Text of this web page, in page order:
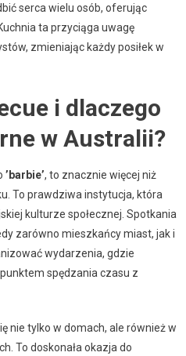
serca wielu osób, oferując
ta przyciąga uwagę
zmieniając każdy posiłek w
i dlaczego
w Australii?
’barbie’, to znacznie więcej niż
To prawdziwa instytucja, która
kulturze społecznej. Spotkania
zarówno mieszkańcy miast, jak i
wydarzenia, gdzie
spędzania czasu z
nie tylko w domach, ale również w
To doskonała okazja do